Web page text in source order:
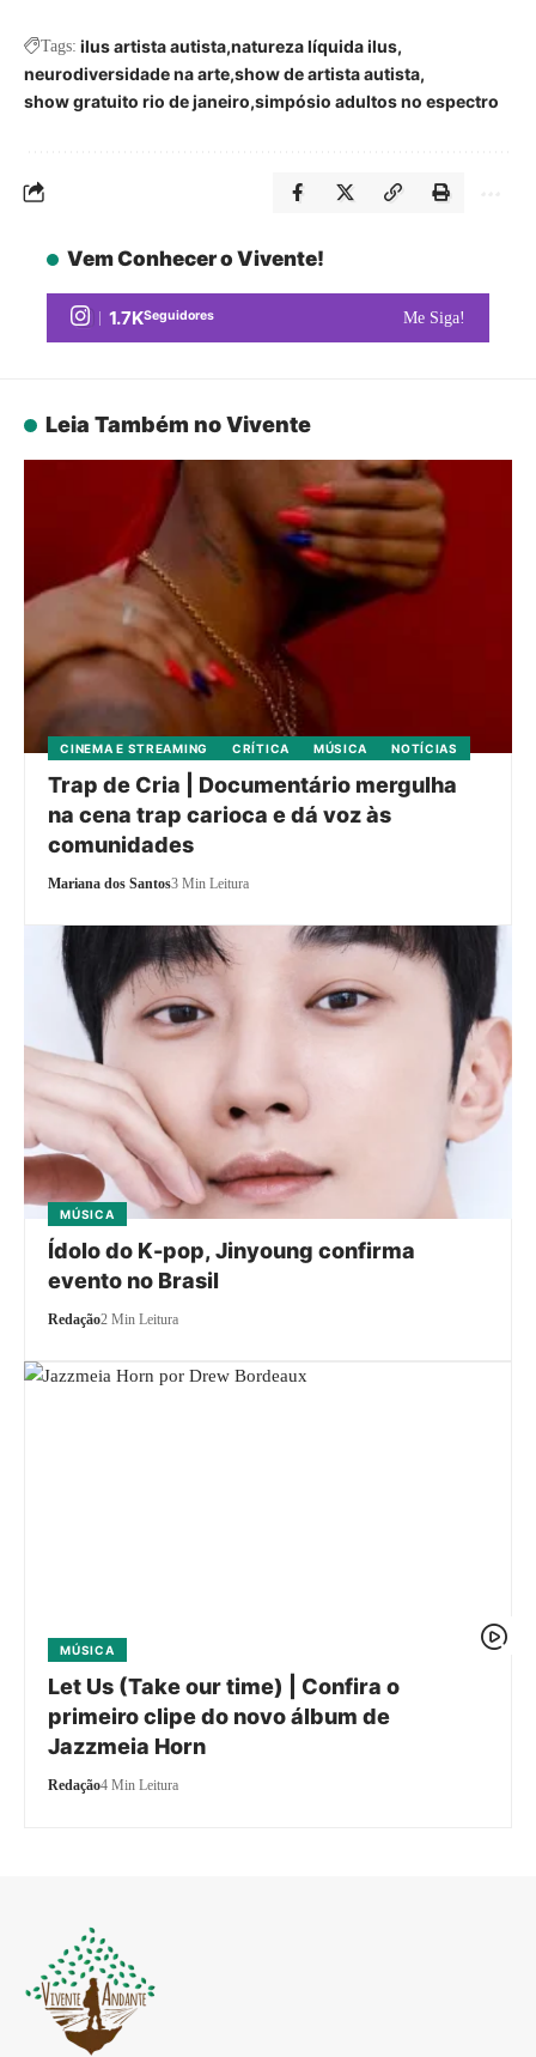
Tags: ilus artista autista natureza líquida ilus
neurodiversidade na arte show de artista autista
show gratuito rio de janeiro simpósio adultos no espectro
Vem Conhecer o Vivente!
1.7KSeguidores Me Siga!
Leia Também no Vivente
CINEMA E STREAMING CRÍTICA MÚSICA NOTÍCIAS
Trap de Cria | Documentário mergulha
na cena trap carioca e dá voz às
comunidades
Mariana dos Santos3 Min Leitura
MÚSICA
Ídolo do K-pop, Jinyoung confirma
evento no Brasil
Redação2 Min Leitura
MÚSICA
Let Us (Take our time) | Confira o
primeiro clipe do novo álbum de
Jazzmeia Horn
Redação4 Min Leitura